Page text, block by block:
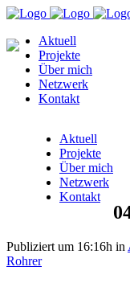
Aktuell
Projekte
Über mich
Netzwerk
Kontakt
Aktuell
Projekte
Über mich
Netzwerk
Kontakt
Publiziert um 16:16h in
Rohrer